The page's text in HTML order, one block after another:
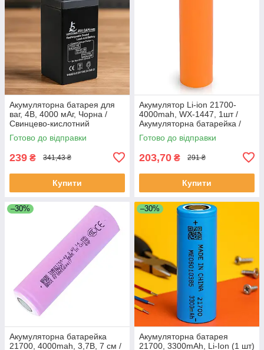
Акумуляторна батарея для
ваг, 4В, 4000 мАг, Чорна /
Свинцево-кислотний
акумулятор / Батарея
резервного живлення
Готово до відправки
239 ₴ 341,43 ₴
Купити
Акумулятор Li-ion 21700-
4000mah, WX-1447, 1шт /
Акумуляторна батарейка /
Акумулятор літій-іонний
Готово до відправки
203,70 ₴ 291 ₴
Купити
–30%
Акумуляторна батарейка
21700, 4000mah, 3,7В, 7 см /
–30%
Акумуляторна батарея
21700, 3300mAh, Li-Ion (1 шт)